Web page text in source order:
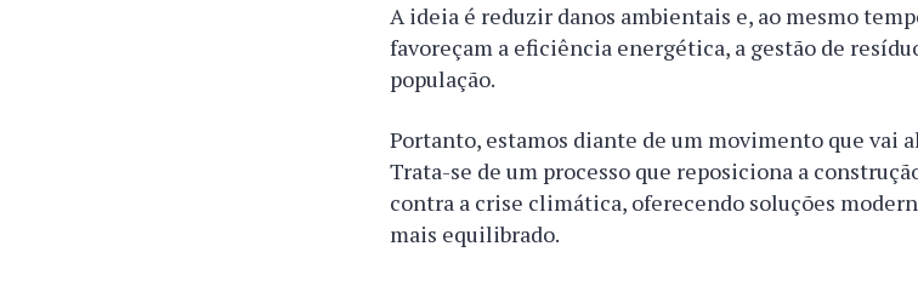
A ideia é reduzir danos ambientais e, ao mesmo
favoreçam a eficiência energética, a gestão de
população.
Portanto, estamos diante de um movimento que vai
Trata-se de um processo que reposiciona a
contra a crise climática, oferecendo soluções
mais equilibrado.